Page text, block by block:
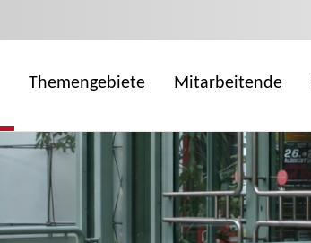
Themengebiete Mitarbeitende